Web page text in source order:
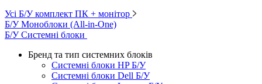
Усі Б/У комплект ПК + монітор
Б/У Моноблоки (All-in-One)
Б/У Системні блоки
Бренд та тип системних блоків
Системні блоки HP Б/У
Системні блоки Dell Б/У